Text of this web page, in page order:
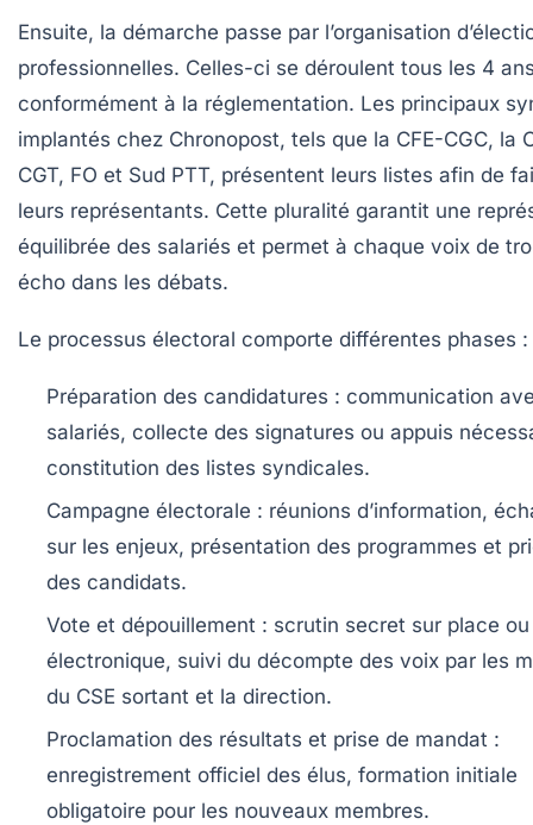
Ensuite, la démarche passe par l’organisation
professionnelles. Celles-ci se déroulent tous les 4
conformément à la réglementation. Les principaux
implantés chez Chronopost, tels que la CFE-CGC, la
CGT, FO et Sud PTT, présentent leurs listes afin de
leurs représentants. Cette pluralité garantit une
équilibrée des salariés et permet à chaque voix de
écho dans les débats.
Le processus électoral comporte différentes phases :
Préparation des candidatures : communication
salariés, collecte des signatures ou appuis
constitution des listes syndicales.
Campagne électorale : réunions d’information,
sur les enjeux, présentation des programmes et
des candidats.
Vote et dépouillement : scrutin secret sur place ou
électronique, suivi du décompte des voix par les
du CSE sortant et la direction.
Proclamation des résultats et prise de mandat :
enregistrement officiel des élus, formation initiale
obligatoire pour les nouveaux membres.